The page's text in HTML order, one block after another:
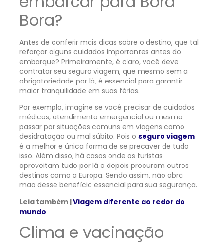
Bora?
Antes de conferir mais dicas sobre o destino, que tal
reforçar alguns cuidados importantes antes do
embarque? Primeiramente, é claro, você deve
contratar seu seguro viagem, que mesmo sem a
obrigatoriedade por lá, é essencial para garantir
maior tranquilidade em suas férias.
Por exemplo, imagine se você precisar de cuidados
médicos, atendimento emergencial ou mesmo
passar por situações comuns em viagens como
desidratação ou mal súbito. Pois o seguro viagem
é a melhor e única forma de se precaver de tudo
isso. Além disso, há casos onde os turistas
aproveitam tudo por lá e depois procuram outros
destinos como a Europa. Sendo assim, não abra
mão desse benefício essencial para sua segurança.
Leia também |Viagem diferente ao redor do
mundo
Clima e vacinação